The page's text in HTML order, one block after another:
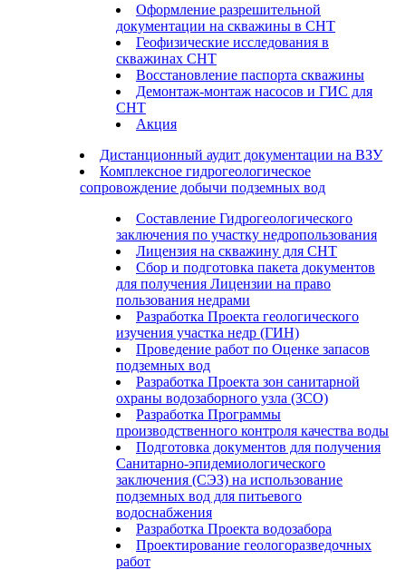
Оформление разрешительной
документации на скважины в СНТ
Геофизические исследования в
скважинах СНТ
Восстановление паспорта скважины
Демонтаж-монтаж насосов и ГИС для
СНТ
Акция
Дистанционный аудит документации на ВЗУ
Комплексное гидрогеологическое
сопровождение добычи подземных вод
Составление Гидрогеологического
заключения по участку недропользования
Лицензия на скважину для СНТ
Сбор и подготовка пакета документов
для получения Лицензии на право
пользования недрами
Разработка Проекта геологического
изучения участка недр (ГИН)
Проведение работ по Оценке запасов
подземных вод
Разработка Проекта зон санитарной
охраны водозаборного узла (ЗСО)
Разработка Программы
производственного контроля качества воды
Подготовка документов для получения
Санитарно-эпидемиологического
заключения (СЭЗ) на использование
подземных вод для питьевого
водоснабжения
Разработка Проекта водозабора
Проектирование геологоразведочных
работ